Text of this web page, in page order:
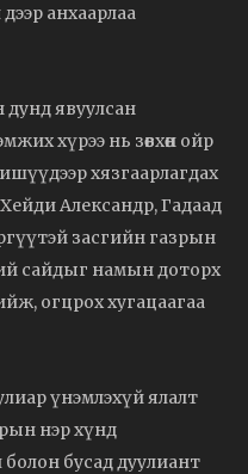
дээр анхаарлаа
дунд явуулсан
хүрээ нь зөвхөн ойр
хязгаарлагдах
Александр, Гадаад
засгийн газрын
сайдыг намын доторх
огцрох хугацаагаа
үнэмлэхүй ялалт
нэр хүнд
бусад дуулиант